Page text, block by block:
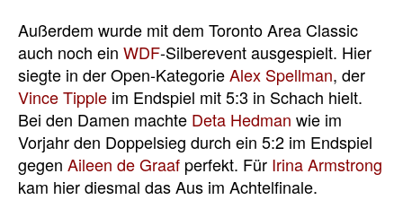
Außerdem wurde mit dem Toronto Area Classic
auch noch ein WDF-Silberevent ausgespielt. Hier
siegte in der Open-KategorieAlex Spellman, der
Vince Tipple im Endspiel mit 5:3 in Schach hielt.
Bei den Damen machte Deta Hedman wie im
Vorjahr den Doppelsieg durch ein 5:2 im Endspiel
gegen Aileen de Graaf perfekt. Für Irina Armstrong
kam hier diesmal das Aus im Achtelfinale.